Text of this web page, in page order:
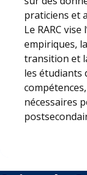
praticiens et
Le RARC
empiriques,
transition et
les étudiants
nécessaires